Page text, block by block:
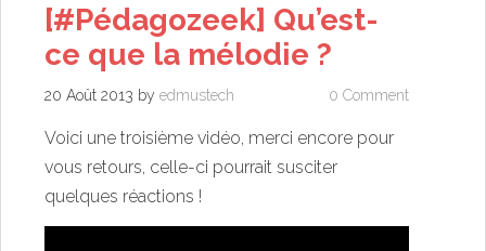
[#Pédagozeek] Qu’est-
ce que la mélodie ?
20 Août 2013 by edmustech 0 Comment
Voici une troisième vidéo, merci encore pour
vous retours, celle-ci pourrait susciter
quelques réactions !